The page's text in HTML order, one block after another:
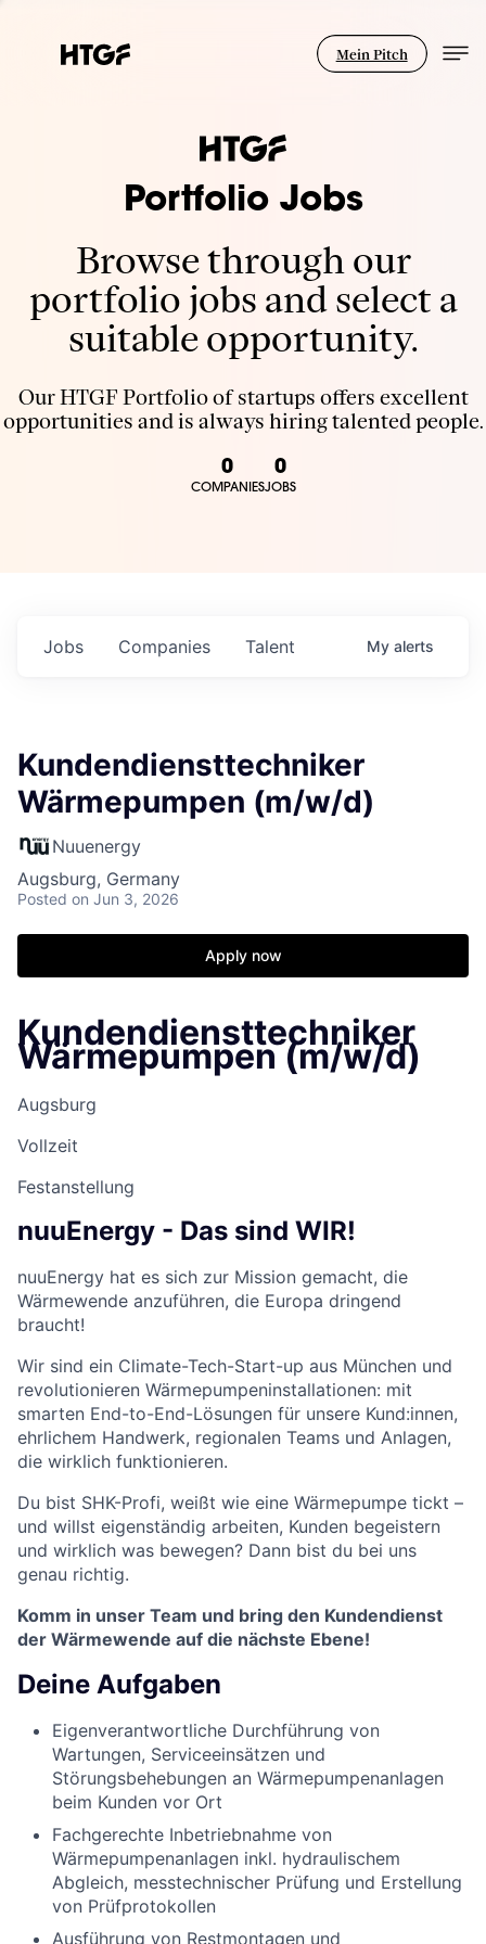
Mein Pitch
Portfolio Jobs
Browse through our
portfolio jobs and select a
suitable opportunity.
Our HTGF Portfolio of startups offers excellent
opportunities and is always hiring talented people.
0
COMPANIES
0
JOBS
Jobs Companies Talent My alerts
Kundendiensttechniker
Wärmepumpen (m/w/d)
Nuuenergy
Augsburg, Germany
Posted on Jun 3, 2026
Apply now
Kundendiensttechniker
Wärmepumpen (m/w/d)
Augsburg
Vollzeit
Festanstellung
nuuEnergy - Das sind WIR!
nuuEnergy hat es sich zur Mission gemacht, die
Wärmewende anzuführen, die Europa dringend
braucht!
Wir sind ein Climate-Tech-Start-up aus München und
revolutionieren Wärmepumpeninstallationen: mit
smarten End-to-End-Lösungen für unsere Kund:innen,
ehrlichem Handwerk, regionalen Teams und Anlagen,
die wirklich funktionieren.
Du bist SHK-Profi, weißt wie eine Wärmepumpe tickt –
und willst eigenständig arbeiten, Kunden begeistern
und wirklich was bewegen? Dann bist du bei uns
genau richtig.
Komm in unser Team und bring den Kundendienst
der Wärmewende auf die nächste Ebene!
Deine Aufgaben
Eigenverantwortliche Durchführung von
Wartungen, Serviceeinsätzen und
Störungsbehebungen an Wärmepumpenanlagen
beim Kunden vor Ort
Fachgerechte Inbetriebnahme von
Wärmepumpenanlagen inkl. hydraulischem
Abgleich, messtechnischer Prüfung und Erstellung
von Prüfprotokollen
Ausführung von Restmontagen und